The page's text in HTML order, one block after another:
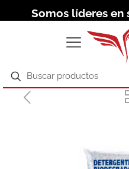
Somos líderes